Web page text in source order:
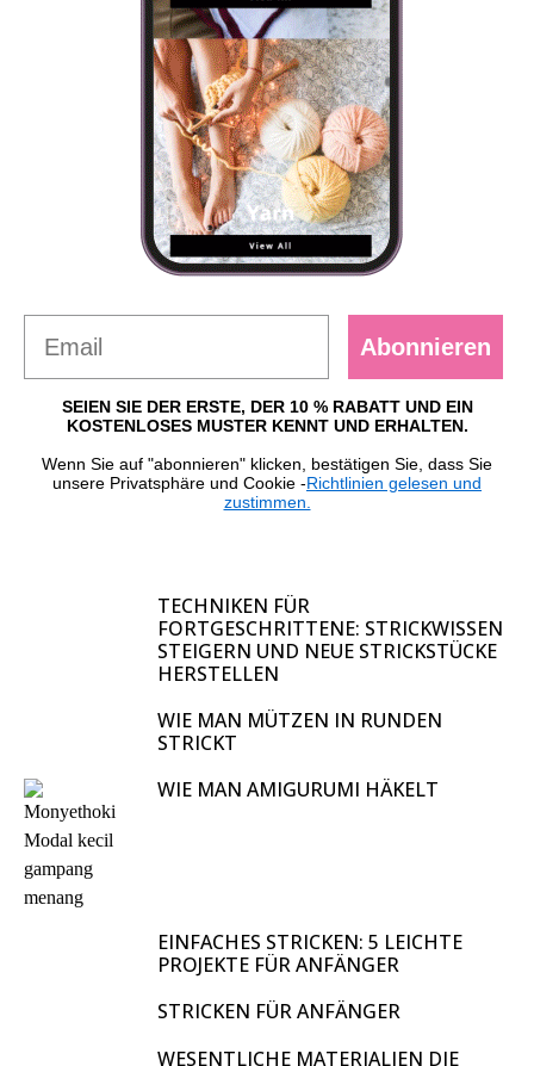
Abonnieren
SEIEN SIE DER ERSTE, DER 10 % RABATT UND EIN
KOSTENLOSES MUSTER KENNT UND ERHALTEN.
Wenn Sie auf "abonnieren" klicken, bestätigen Sie, dass Sie
unsere Privatsphäre und Cookie -Richtlinien gelesen und
zustimmen.
TECHNIKEN FÜR
FORTGESCHRITTENE: STRICKWISSEN
STEIGERN UND NEUE STRICKSTÜCKE
HERSTELLEN
WIE MAN MÜTZEN IN RUNDEN
STRICKT
WIE MAN AMIGURUMI HÄKELT
EINFACHES STRICKEN: 5 LEICHTE
PROJEKTE FÜR ANFÄNGER
STRICKEN FÜR ANFÄNGER
WESENTLICHE MATERIALIEN DIE